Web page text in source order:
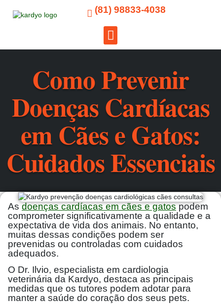
(81) 98833-4038
Como Prevenir
Doenças Cardíacas
em Cães e Gatos:
Cuidados Essenciais
Asdoenças cardíacas em cães e gatospodem
comprometer significativamente a qualidade e a
expectativa de vida dos animais. No entanto,
muitas dessas condições podem ser
prevenidas ou controladas com cuidados
adequados.
O Dr. Ilvio, especialista em cardiologia
veterinária da Kardyo, destaca as principais
medidas que os tutores podem adotar para
manter a saúde do coração dos seus pets.